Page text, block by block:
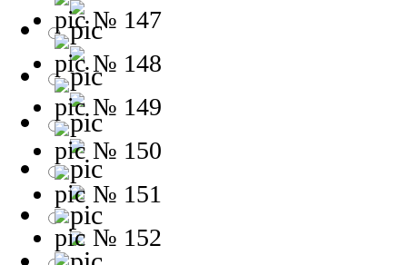
№ 147
№ 148
№ 149
№ 150
№ 151
№ 152